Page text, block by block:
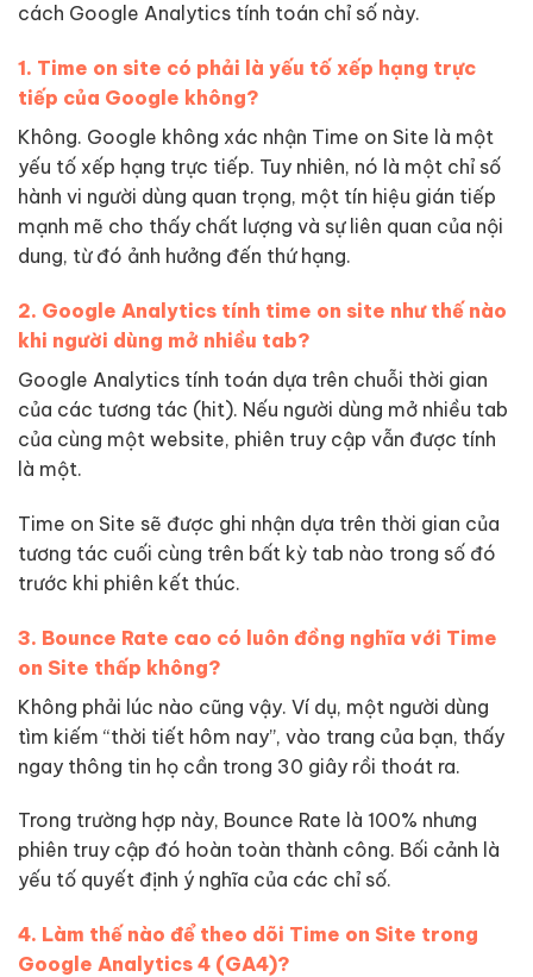
cách Google Analytics tính toán chỉ số này.
1. Time on site có phải là yếu tố xếp hạng trực
tiếp của Google không?
Không. Google không xác nhận Time on Site là một
yếu tố xếp hạng trực tiếp. Tuy nhiên, nó là một chỉ số
hành vi người dùng quan trọng, một tín hiệu gián tiếp
mạnh mẽ cho thấy chất lượng và sự liên quan của nội
dung, từ đó ảnh hưởng đến thứ hạng.
2. Google Analytics tính time on site như thế nào
khi người dùng mở nhiều tab?
Google Analytics tính toán dựa trên chuỗi thời gian
của các tương tác (hit). Nếu người dùng mở nhiều tab
của cùng một website, phiên truy cập vẫn được tính
là một.
Time on Site sẽ được ghi nhận dựa trên thời gian của
tương tác cuối cùng trên bất kỳ tab nào trong số đó
trước khi phiên kết thúc.
3. Bounce Rate cao có luôn đồng nghĩa với Time
on Site thấp không?
Không phải lúc nào cũng vậy. Ví dụ, một người dùng
tìm kiếm “thời tiết hôm nay”, vào trang của bạn, thấy
ngay thông tin họ cần trong 30 giây rồi thoát ra.
Trong trường hợp này, Bounce Rate là 100% nhưng
phiên truy cập đó hoàn toàn thành công. Bối cảnh là
yếu tố quyết định ý nghĩa của các chỉ số.
4. Làm thế nào để theo dõi Time on Site trong
Google Analytics 4 (GA4)?